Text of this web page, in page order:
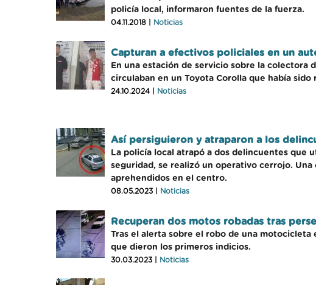
policía local, informaron fuentes de la fuerza.
04.11.2018 | Noticias
Capturan a efectivos policiales en un
En una estación de servicio sobre la colectora
circulaban en un Toyota Corolla que había sido
24.10.2024 | Noticias
Así persiguieron y atraparon a los
La policía local atrapó a dos delincuentes que
seguridad, se realizó un operativo cerrojo.
aprehendidos en el centro.
08.05.2023 | Noticias
Recuperan dos motos robadas tras
Tras el alerta sobre el robo de una
que dieron los primeros indicios.
30.03.2023 | Noticias